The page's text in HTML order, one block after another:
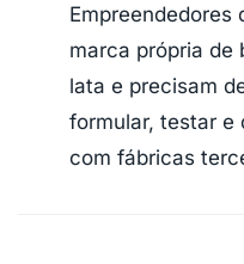
Empreendedores
marca própria de
lata e precisam
formular, testar e
com fábricas